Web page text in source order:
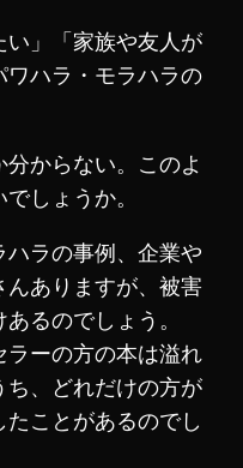
い」「家族や友人が
ワハラ・モラハラの
からない。このよ
しょうか。
ラの事例、企業や
んありますが、被害
るのでしょう。
ーの方の本は溢れ
ち、どれだけの方が
ことがあるのでし